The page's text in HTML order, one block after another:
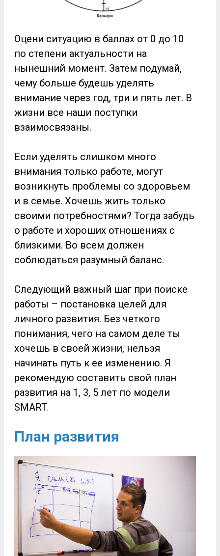
Оцени ситуацию в баллах от 0 до 10
по степени актуальности на
нынешний момент. Затем подумай,
чему больше будешь уделять
внимание через год, три и пять лет. В
жизни все наши поступки
взаимосвязаны.
Если уделять слишком много
внимания только работе, могут
возникнуть проблемы со здоровьем
и в семье. Хочешь жить только
своими потребностями? Тогда забудь
о работе и хороших отношениях с
близкими. Во всем должен
соблюдаться разумный баланс.
Следующий важный шаг при поиске
работы – постановка целей для
личного развития. Без четкого
понимания, чего на самом деле ты
хочешь в своей жизни, нельзя
начинать путь к ее изменению. Я
рекомендую составить свой план
развития на 1, 3, 5 лет по модели
SMART.
План развития